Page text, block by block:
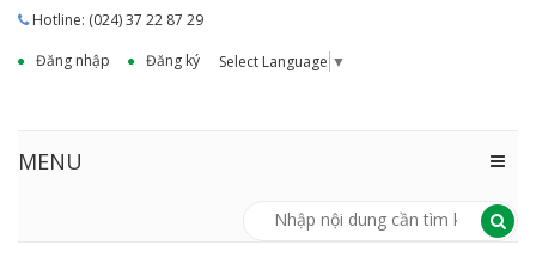
Hotline: (024) 37 22 87 29
Đăng nhập
Đăng ký Select Language ▼
MENU